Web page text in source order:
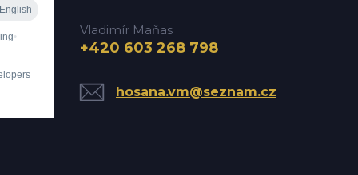
Vladimír Maňas
+420 603 268 798
hosana.vm@seznam.cz